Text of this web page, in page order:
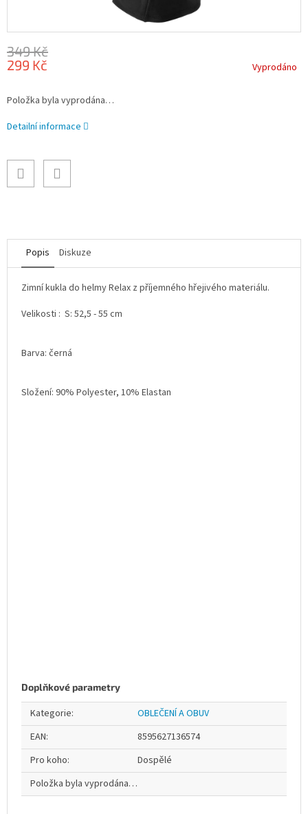
349 Kč
299 Kč
cena:
Vyprodáno
Položka byla vyprodána…
Detailní informace
Popis Diskuze
Zimní kukla do helmy Relax z příjemného hřejivého materiálu.
Velikosti : S: 52,5 - 55 cm
Barva: černá
Složení: 90% Polyester, 10% Elastan
Doplňkové parametry
Kategorie:
OBLEČENÍ A OBUV
EAN:
8595627136574
Pro koho:
Dospělé
Položka byla vyprodána…